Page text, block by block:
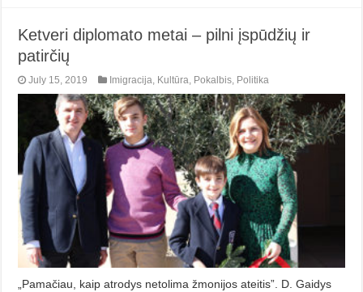
Ketveri diplomato metai – pilni įspūdžių ir
patirčių
July 15, 2019 Imigracija, Kultūra, Pokalbis, Politika
„Pamačiau, kaip atrodys netolima žmonijos ateitis”. D. Gaidys